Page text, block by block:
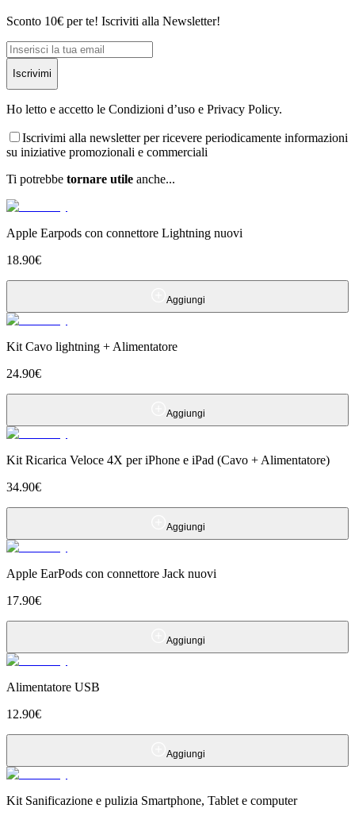
Sconto 10€ per te! Iscriviti alla Newsletter!
Iscrivimi
Ho letto e accetto le Condizioni d’uso e Privacy Policy.
Iscrivimi alla newsletter per ricevere periodicamente informazioni
su iniziative promozionali e commerciali
Ti potrebbe tornare utile anche...
Apple Earpods con connettore Lightning nuovi
18.90€
Aggiungi
Kit Cavo lightning + Alimentatore
24.90€
Aggiungi
Kit Ricarica Veloce 4X per iPhone e iPad (Cavo + Alimentatore)
34.90€
Aggiungi
Apple EarPods con connettore Jack nuovi
17.90€
Aggiungi
Alimentatore USB
12.90€
Aggiungi
Kit Sanificazione e pulizia Smartphone, Tablet e computer